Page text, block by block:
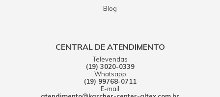
Blog
CENTRAL DE ATENDIMENTO
Televendas
(19) 3020-0339
Whatsapp
(19) 99768-0711
E-mail